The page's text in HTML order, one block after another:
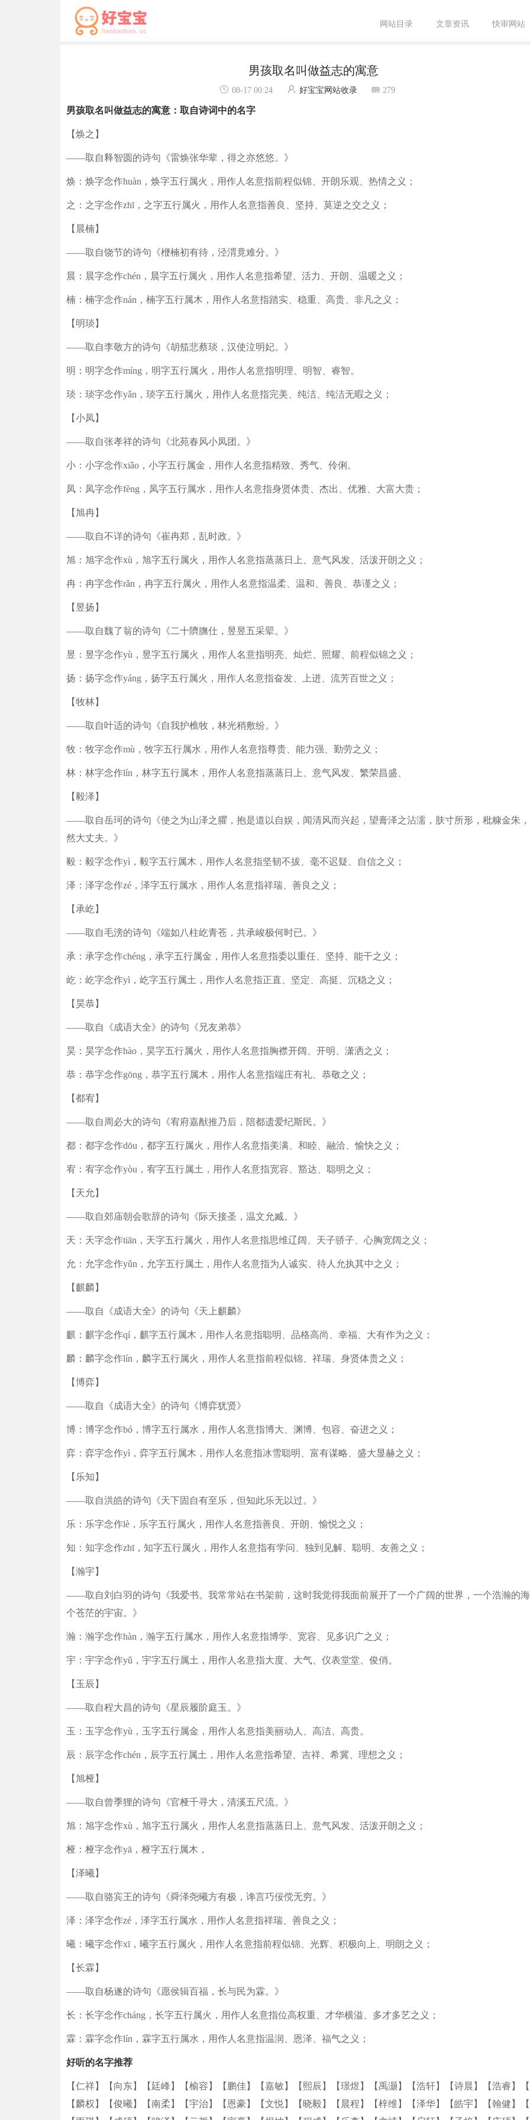
网站目录 文章资讯 快审网站
男孩取名叫做益志的寓意
08-17 00:24 好宝宝网站收录 279
男孩取名叫做益志的寓意：取自诗词中的名字
【焕之】
——取自释智圆的诗句《雷焕张华辈，得之亦悠悠。》
焕：焕字念作huàn，焕字五行属火，用作人名意指前程似锦、开朗乐观、热情之义；
之：之字念作zhī，之字五行属火，用作人名意指善良、坚持、莫逆之交之义；
【晨楠】
——取自饶节的诗句《楩楠初有待，泾渭竟难分。》
晨：晨字念作chén，晨字五行属火，用作人名意指希望、活力、开朗、温暖之义；
楠：楠字念作nán，楠字五行属木，用作人名意指踏实、稳重、高贵、非凡之义；
【明琰】
——取自李敬方的诗句《胡笳悲蔡琰，汉使泣明妃。》
明：明字念作míng，明字五行属火，用作人名意指明理、明智、睿智。
琰：琰字念作yǎn，琰字五行属火，用作人名意指完美、纯洁、纯洁无暇之义；
【小凤】
——取自张孝祥的诗句《北苑春风小凤团。》
小：小字念作xiǎo，小字五行属金，用作人名意指精致、秀气、伶俐。
凤：凤字念作fèng，凤字五行属水，用作人名意指身贤体贵、杰出、优雅、大富大贵；
【旭冉】
——取自不详的诗句《崔冉郑，乱时政。》
旭：旭字念作xù，旭字五行属火，用作人名意指蒸蒸日上、意气风发、活泼开朗之义；
冉：冉字念作rǎn，冉字五行属火，用作人名意指温柔、温和、善良、恭谨之义；
【昱扬】
——取自魏了翁的诗句《二十隮膴仕，昱昱五采翚。》
昱：昱字念作yù，昱字五行属火，用作人名意指明亮、灿烂、照耀、前程似锦之义；
扬：扬字念作yáng，扬字五行属火，用作人名意指奋发、上进、流芳百世之义；
【牧林】
——取自叶适的诗句《自我护樵牧，林光稍敷纷。》
牧：牧字念作mù，牧字五行属水，用作人名意指尊贵、能力强、勤劳之义；
林：林字念作lín，林字五行属木，用作人名意指蒸蒸日上、意气风发、繁荣昌盛、
【毅泽】
——取自岳珂的诗句《使之为山泽之臞，抱是道以自娱，闻清风而兴起，望膏泽之沾濡，肤寸所形，秕糠金朱
然大丈夫。》
毅：毅字念作yì，毅字五行属木，用作人名意指坚韧不拔、毫不迟疑、自信之义；
泽：泽字念作zé，泽字五行属水，用作人名意指祥瑞、善良之义；
【承屹】
——取自毛滂的诗句《端如八柱屹青苍，共承峻极何时已。》
承：承字念作chéng，承字五行属金，用作人名意指委以重任、坚持、能干之义；
屹：屹字念作yì，屹字五行属土，用作人名意指正直、坚定、高挺、沉稳之义；
【昊恭】
——取自《成语大全》的诗句《兄友弟恭》
昊：昊字念作hào，昊字五行属火，用作人名意指胸襟开阔、开明、潇洒之义；
恭：恭字念作gōng，恭字五行属木，用作人名意指端庄有礼、恭敬之义；
【都宥】
——取自周必大的诗句《宥府嘉猷推乃后，陪都遗爱纪斯民。》
都：都字念作dōu，都字五行属火，用作人名意指美满、和睦、融洽、愉快之义；
宥：宥字念作yòu，宥字五行属土，用作人名意指宽容、豁达、聪明之义；
【天允】
——取自郊庙朝会歌辞的诗句《际天接圣，温文允臧。》
天：天字念作tiān，天字五行属火，用作人名意指思维辽阔、天子骄子、心胸宽阔之义；
允：允字念作yǔn，允字五行属土，用作人名意指为人诚实、待人允执其中之义；
【麒麟】
——取自《成语大全》的诗句《天上麒麟》
麒：麒字念作qí，麒字五行属木，用作人名意指聪明、品格高尚、幸福、大有作为之义；
麟：麟字念作lín，麟字五行属火，用作人名意指前程似锦、祥瑞、身贤体贵之义；
【博弈】
——取自《成语大全》的诗句《博弈犹贤》
博：博字念作bó，博字五行属水，用作人名意指博大、渊博、包容、奋进之义；
弈：弈字念作yì，弈字五行属木，用作人名意指冰雪聪明、富有谋略、盛大显赫之义；
【乐知】
——取自洪皓的诗句《天下固自有至乐，但知此乐无以过。》
乐：乐字念作lè，乐字五行属火，用作人名意指善良、开朗、愉悦之义；
知：知字念作zhī，知字五行属火，用作人名意指有学问、独到见解、聪明、友善之义；
【瀚宇】
——取自刘白羽的诗句《我爱书。我常常站在书架前，这时我觉得我面前展开了一个广阔的世界，一个浩瀚的
个苍茫的宇宙。》
瀚：瀚字念作hàn，瀚字五行属水，用作人名意指博学、宽容、见多识广之义；
宇：宇字念作yǔ，宇字五行属土，用作人名意指大度、大气、仪表堂堂、俊俏。
【玉辰】
——取自程大昌的诗句《星辰履阶庭玉。》
玉：玉字念作yù，玉字五行属金，用作人名意指美丽动人、高洁、高贵。
辰：辰字念作chén，辰字五行属土，用作人名意指希望、吉祥、希冀、理想之义；
【旭桠】
——取自曾季狸的诗句《官桠千寻大，清溪五尺流。》
旭：旭字念作xù，旭字五行属火，用作人名意指蒸蒸日上、意气风发、活泼开朗之义；
桠：桠字念作yā，桠字五行属木，
【泽曦】
——取自骆宾王的诗句《舜泽尧曦方有极，谗言巧佞傥无穷。》
泽：泽字念作zé，泽字五行属水，用作人名意指祥瑞、善良之义；
曦：曦字念作xī，曦字五行属火，用作人名意指前程似锦、光辉、积极向上、明朗之义；
【长霖】
——取自杨遂的诗句《愿侯辑百福，长与民为霖。》
长：长字念作cháng，长字五行属火，用作人名意指位高权重、才华横溢、多才多艺之义；
霖：霖字念作lín，霖字五行属水，用作人名意指温润、恩泽、福气之义；
好听的名字推荐
【仁祥】 【向东】 【廷峰】 【榆容】 【鹏佳】 【嘉敏】 【熙辰】 【璟煜】 【禹灏】 【浩轩】 【诗晨】 【浩睿】
【麟权】
【俊曦】 【南柔】 【宇治】 【恩豪】 【文悦】 【晓毅】 【晨程】 【梓维】 【泽华】 【皓宇】 【翰健】